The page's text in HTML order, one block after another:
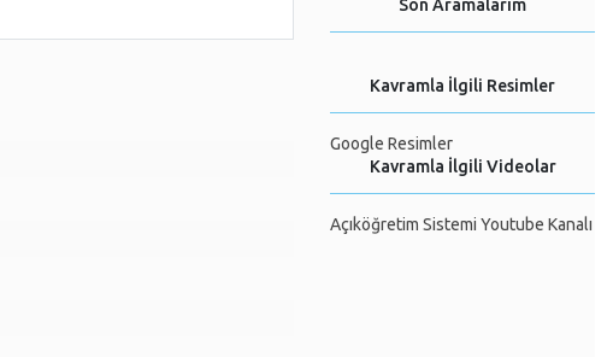
Son Aramalarım
Kavramla İlgili Resimler
Google Resimler
Kavramla İlgili Videolar
Açıköğretim Sistemi Youtube Kanalı